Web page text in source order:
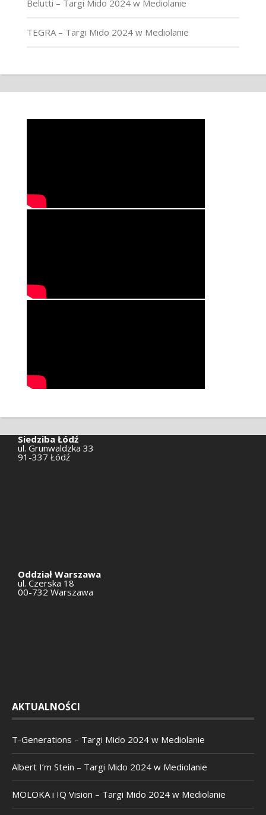
Belutti – Targi Mido 2024 w Mediolanie
TEGRA – Targi Mido 2024 w Mediolanie
Siedziba Łódź
ul. Grunwaldzka 33
91-337 Łódź
Oddział Warszawa
ul. Czerska 18
00-732 Warszawa
AKTUALNOŚCI
T-Generations – Targi Mido 2024 w Mediolanie
Albert I’m Stein – Targi Mido 2024 w Mediolanie
MOLOKA i IQ Vision – Targi Mido 2024 w Mediolanie